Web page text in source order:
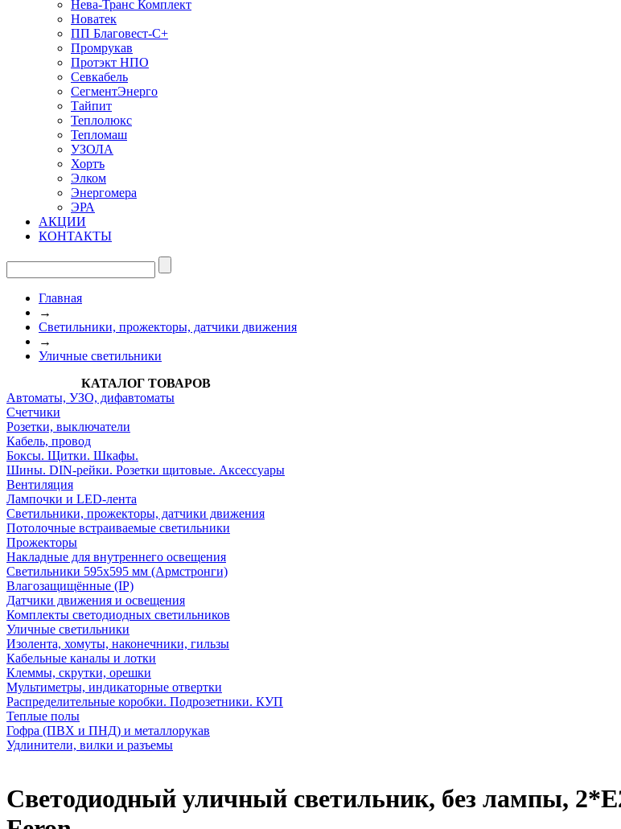
Нева-Транс Комплект
Новатек
ПП Благовест-С+
Промрукав
Протэкт НПО
Севкабель
СегментЭнерго
Тайпит
Теплолюкс
Тепломаш
УЗОЛА
Хортъ
Элком
Энергомера
ЭРА
АКЦИИ
КОНТАКТЫ
Главная
→
Светильники, прожекторы, датчики движения
→
Уличные светильники
КАТАЛОГ ТОВАРОВ
Автоматы, УЗО, дифавтоматы
Счетчики
Розетки, выключатели
Кабель, провод
Боксы. Щитки. Шкафы.
Шины. DIN-рейки. Розетки щитовые. Аксессуары
Вентиляция
Лампочки и LED-лента
Светильники, прожекторы, датчики движения
Потолочные встраиваемые светильники
Прожекторы
Накладные для внутреннего освещения
Светильники 595х595 мм (Армстронги)
Влагозащищённые (IP)
Датчики движения и освещения
Комплекты светодиодных светильников
Уличные светильники
Изолента, хомуты, наконечники, гильзы
Кабельные каналы и лотки
Клеммы, скрутки, орешки
Мультиметры, индикаторные отвертки
Распределительные коробки. Подрозетники. КУП
Теплые полы
Гофра (ПВХ и ПНД) и металлорукав
Удлинители, вилки и разъемы
Светодиодный уличный светильник, без лампы,